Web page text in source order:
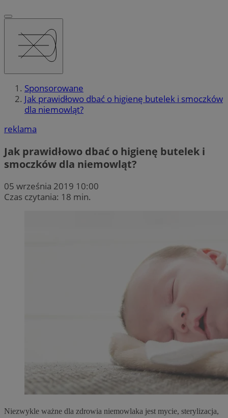
Sponsorowane
Jak prawidłowo dbać o higienę butelek i smoczków
dla niemowląt?
reklama
Jak prawidłowo dbać o higienę butelek i
smoczków dla niemowląt?
05 września 2019 10:00
Czas czytania: 18 min.
Niezwykle ważne dla zdrowia niemowlaka jest mycie, sterylizacja,